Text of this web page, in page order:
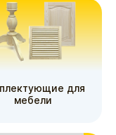
для
мебели